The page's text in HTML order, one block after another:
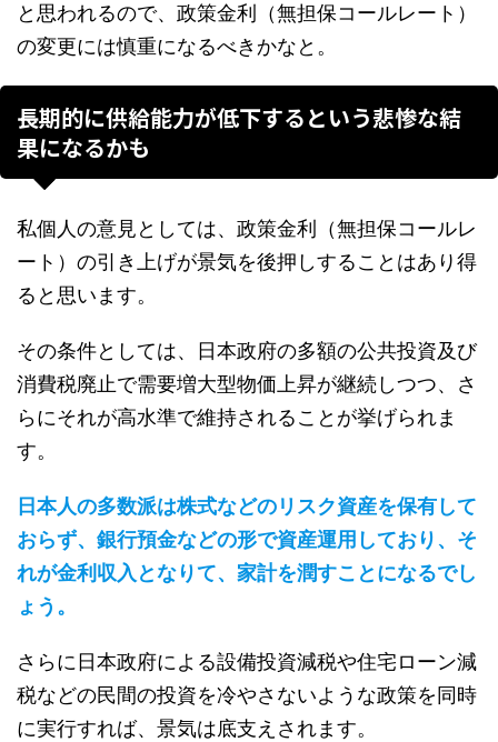
と思われるので、政策金利（無担保コールレート）
の変更には慎重になるべきかなと。
長期的に供給能力が低下するという悲惨な結
果になるかも
私個人の意見としては、政策金利（無担保コールレ
ート）の引き上げが景気を後押しすることはあり得
ると思います。
その条件としては、日本政府の多額の公共投資及び
消費税廃止で需要増大型物価上昇が継続しつつ、さ
らにそれが高水準で維持されることが挙げられま
す。
日本人の多数派は株式などのリスク資産を保有して
おらず、銀行預金などの形で資産運用しており、そ
れが金利収入となりて、家計を潤すことになるでし
ょう。
さらに日本政府による設備投資減税や住宅ローン減
税などの民間の投資を冷やさないような政策を同時
に実行すれば、景気は底支えされます。